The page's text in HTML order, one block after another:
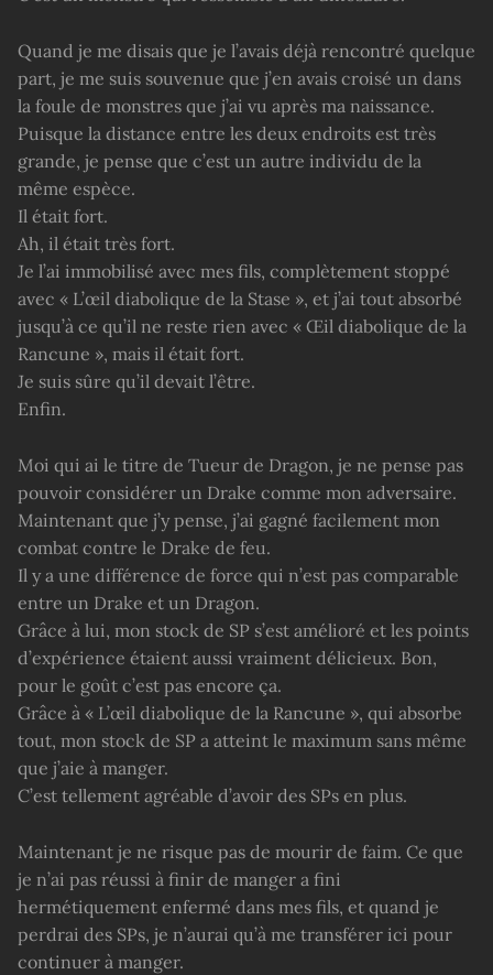
Quand je me disais que je l’avais déjà rencontré quelque
part, je me suis souvenue que j’en avais croisé un dans
la foule de monstres que j’ai vu après ma naissance.
Puisque la distance entre les deux endroits est très
grande, je pense que c’est un autre individu de la
même espèce.
Il était fort.
Ah, il était très fort.
Je l’ai immobilisé avec mes fils, complètement stoppé
avec « L’œil diabolique de la Stase », et j’ai tout absorbé
jusqu’à ce qu’il ne reste rien avec « Œil diabolique de la
Rancune », mais il était fort.
Je suis sûre qu’il devait l’être.
Enfin.
Moi qui ai le titre de Tueur de Dragon, je ne pense pas
pouvoir considérer un Drake comme mon adversaire.
Maintenant que j’y pense, j’ai gagné facilement mon
combat contre le Drake de feu.
Il y a une différence de force qui n’est pas comparable
entre un Drake et un Dragon.
Grâce à lui, mon stock de SP s’est amélioré et les points
d’expérience étaient aussi vraiment délicieux. Bon,
pour le goût c’est pas encore ça.
Grâce à « L’œil diabolique de la Rancune », qui absorbe
tout, mon stock de SP a atteint le maximum sans même
que j’aie à manger.
C’est tellement agréable d’avoir des SPs en plus.
Maintenant je ne risque pas de mourir de faim. Ce que
je n’ai pas réussi à finir de manger a fini
hermétiquement enfermé dans mes fils, et quand je
perdrai des SPs, je n’aurai qu’à me transférer ici pour
continuer à manger.